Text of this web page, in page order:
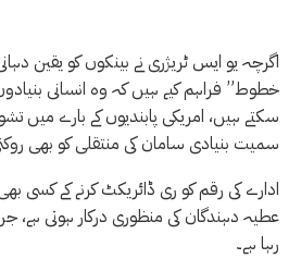
اگرچہ یو ایس ٹریژری نے بینکوں کو یقین
خطوط” فراہم کیے ہیں کہ وہ انسانی بنیادوں
سکتے ہیں، امریکی پابندیوں کے بارے میں
سمیت بنیادی سامان کی منتقلی کو بھی
ادارے کی رقم کو ری ڈائریکٹ کرنے کے کسی
عطیہ دہندگان کی منظوری درکار ہوتی
رہا ہے۔